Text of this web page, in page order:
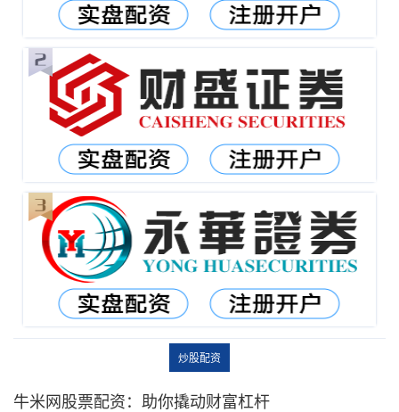
炒股配资
牛米网股票配资：助你撬动财富杠杆